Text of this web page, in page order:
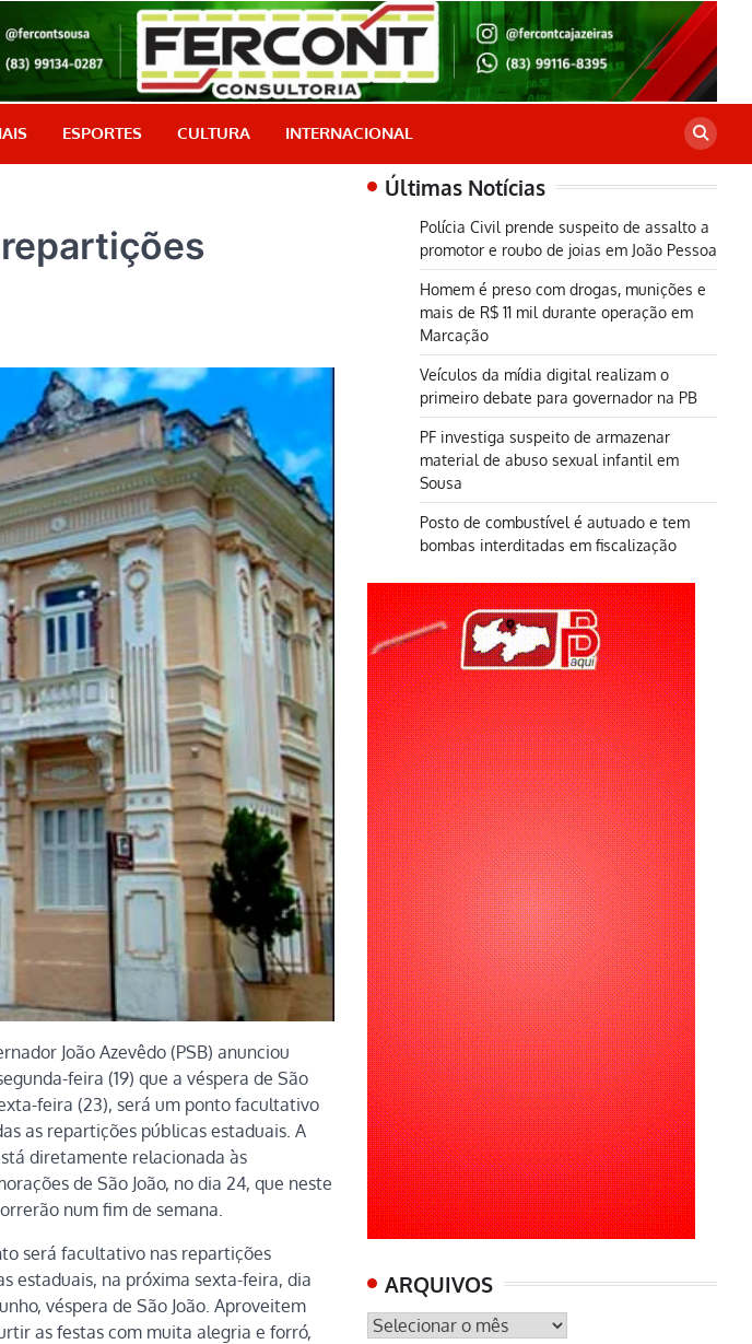
é aqui!
ESPORTES CULTURA INTERNACIONAL
João Azevêdo (PSB) anunciou
feira (19) que a véspera de São
feira (23), será um ponto facultativo
as repartições públicas estaduais. A
diretamente relacionada às
de São João, no dia 24, que neste
num fim de semana.
será facultativo nas repartições
estaduais, na próxima sexta-feira, dia
véspera de São João. Aproveitem
as festas com muita alegria e forró,
Últimas Notícias
Polícia Civil prende suspeito de assalto a
promotor e roubo de joias em João Pessoa
Homem é preso com drogas, munições e
mais de R$ 11 mil durante operação em
Marcação
Veículos da mídia digital realizam o
primeiro debate para governador na PB
PF investiga suspeito de armazenar
material de abuso sexual infantil em
Sousa
Posto de combustível é autuado e tem
bombas interditadas em fiscalização
ARQUIVOS
ARQUIVOS